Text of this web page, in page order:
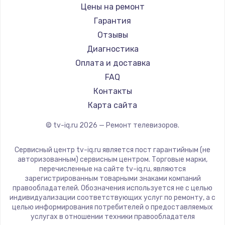
Замена видеокарты
1600 руб.
Ремонт разъема питания
880 руб.
Заказать
Замена видеочипа
Заказать
Замена северного моста
2600 руб.
Заказать
Daewoo
Centek
Telefunken
Hyundai
Doffler
Hiper
Grundig
HITACHI
Yandex
National
iFFALCON
Tuvio
Nord
Цены на ремонт
Гарантия
Отзывы
Диагностика
Оплата и доставка
FAQ
Контакты
Карта сайта
© tv-iq.ru 2026 — Ремонт телевизоров.
Сервисный центр tv-iq.ru является пост гарантийным (не
авторизованным) сервисным центром. Торговые марки,
перечисленные на сайте tv-iq.ru, являются
зарегистрированным товарными знаками компаний
правообладателей. Обозначения используется не с целью
индивидуализации соответствующих услуг по ремонту, а с
целью информирования потребителей о предоставляемых
услугах в отношении техники правообладателя